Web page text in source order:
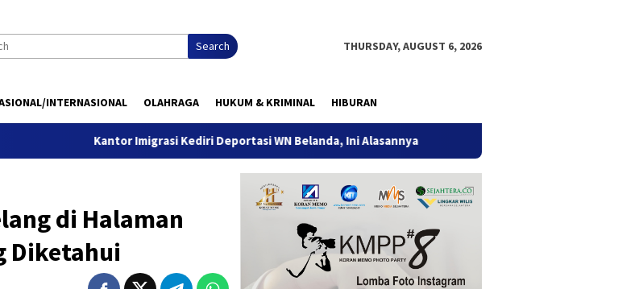
Search THURSDAY, AUGUST 6, 2026
INTERNASIONAL OLAHRAGA HUKUM & KRIMINAL HIBURAN
Kantor Imigrasi Kediri Deportasi WN Belanda, Ini Alasannya 9 Desa di 6 Kecamatan Tulungagung Alami
di Halaman
Diketahui